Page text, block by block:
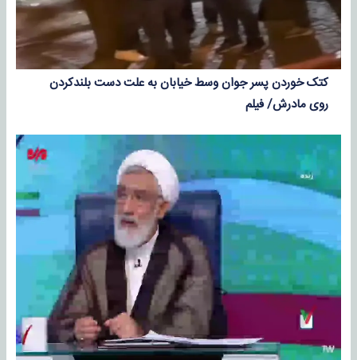
کتک خوردن پسر جوان وسط خیابان به علت دست بلندکردن
روی مادرش/ فیلم